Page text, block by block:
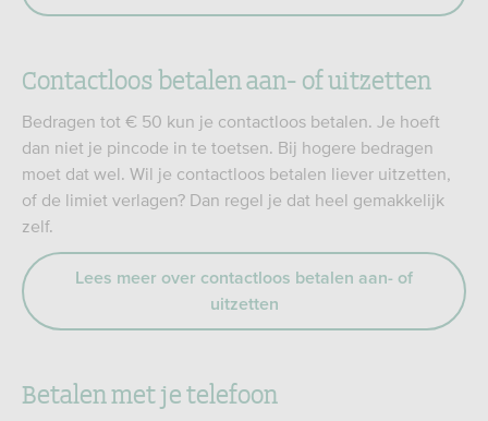
Contactloos betalen aan- of uitzetten
Bedragen tot € 50 kun je contactloos betalen. Je hoeft
dan niet je pincode in te toetsen. Bij hogere bedragen
moet dat wel. Wil je contactloos betalen liever uitzetten,
of de limiet verlagen? Dan regel je dat heel gemakkelijk
zelf.
Lees meer over contactloos betalen aan- of
uitzetten
Betalen met je telefoon